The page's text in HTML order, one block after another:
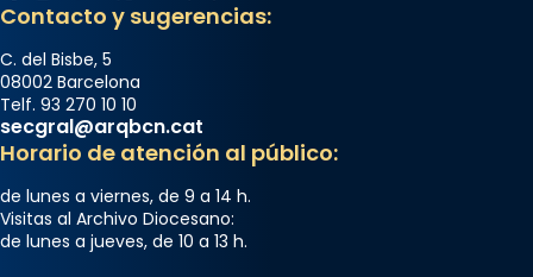
Contacto y sugerencias:
C. del Bisbe, 5
08002 Barcelona
Telf. 93 270 10 10
secgral@arqbcn.cat
Horario de atención al público:
de lunes a viernes, de 9 a 14 h.
Visitas al Archivo Diocesano:
de lunes a jueves, de 10 a 13 h.